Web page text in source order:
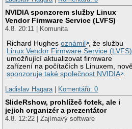
NVIDIA sponzorem služby Linux
Vendor Firmware Service (LVFS)
4.8. 20:11 | Komunita
Richard Hughesoznámil
, že službu
Linux Vendor Firmware Service (LVFS)
umožňující aktualizovat firmware
zařízení na počítačích s Linuxem,
sponzoruje také společnost NVIDIA .
Ladislav Hagara | Komentářů: 0
SlideRshow, prohlížeč fotek, ale i
jejich organizér a prezentátor
4.8. 12:22 | Zajímavý software